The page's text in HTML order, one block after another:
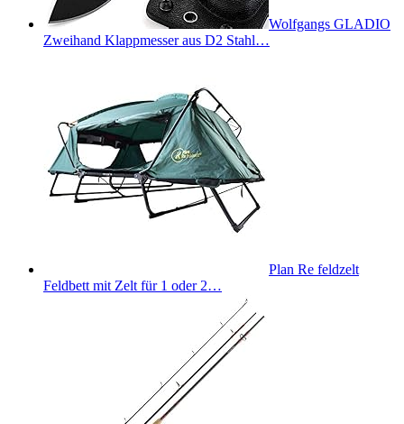
Wolfgangs GLADIO
Zweihand Klappmesser aus D2 Stahl…
Plan Re feldzelt
Feldbett mit Zelt für 1 oder 2…